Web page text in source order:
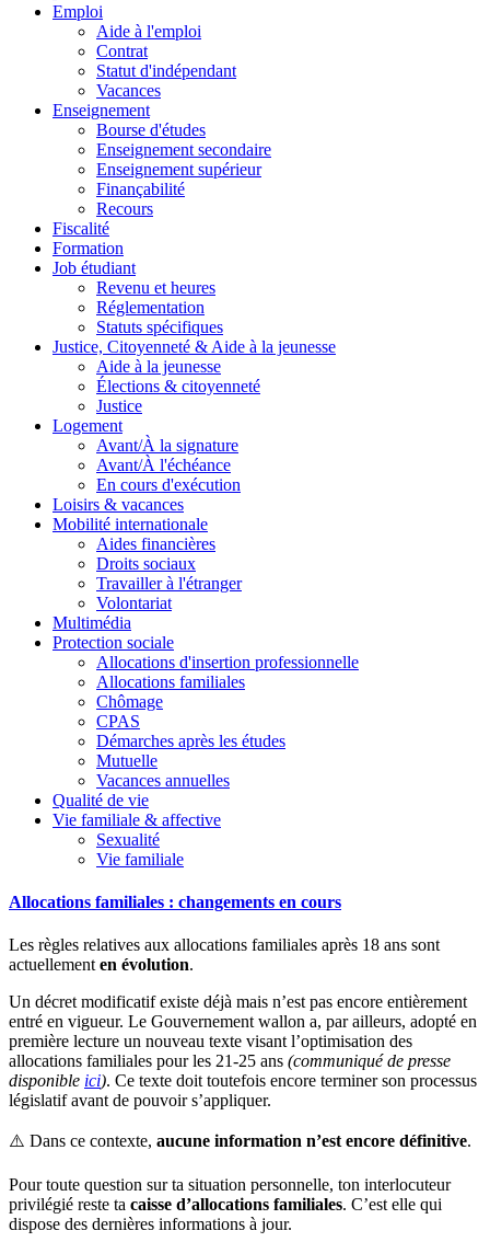
Emploi
Aide à l'emploi
Contrat
Statut d'indépendant
Vacances
Enseignement
Bourse d'études
Enseignement secondaire
Enseignement supérieur
Finançabilité
Recours
Fiscalité
Formation
Job étudiant
Revenu et heures
Réglementation
Statuts spécifiques
Justice, Citoyenneté & Aide à la jeunesse
Aide à la jeunesse
Élections & citoyenneté
Justice
Logement
Avant/À la signature
Avant/À l'échéance
En cours d'exécution
Loisirs & vacances
Mobilité internationale
Aides financières
Droits sociaux
Travailler à l'étranger
Volontariat
Multimédia
Protection sociale
Allocations d'insertion professionnelle
Allocations familiales
Chômage
CPAS
Démarches après les études
Mutuelle
Vacances annuelles
Qualité de vie
Vie familiale & affective
Sexualité
Vie familiale
Allocations familiales : changements en cours
Les règles relatives aux allocations familiales après 18 ans sont
actuellementen évolution.
Un décret modificatif existe déjà mais n’est pas encore entièrement
entré en vigueur. Le Gouvernement wallon a, par ailleurs, adopté en
première lecture un nouveau texte visant l’optimisation des
allocations familiales pour les 21-25 ans (communiqué de presse
disponible ici). Ce texte doit toutefois encore terminer son processus
législatif avant de pouvoir s’appliquer.
⚠️ Dans ce contexte, aucune information n’est encore définitive.
Pour toute question sur ta situation personnelle, ton interlocuteur
privilégié reste ta caisse d’allocations familiales. C’est elle qui
dispose des dernières informations à jour.